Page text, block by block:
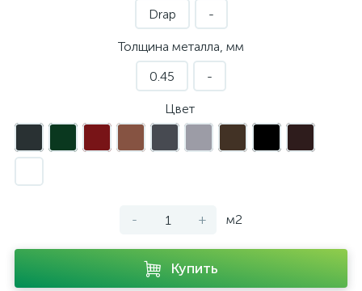
Drap
-
Толщина металла, мм
0.45
-
Цвет
- + м2
Купить